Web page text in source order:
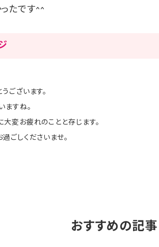
たです^^
ございます。
ますね。
変お疲れのことと存じます。
ごしくださいませ。
おすすめの記事